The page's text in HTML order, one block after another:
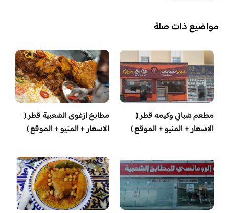
مواضيع ذات صلة
مطعم شباتي وكيمه قطر (
الاسعار + المنيو + الموقع )
مطابخ ازغوى الشعبية قطر (
الاسعار + المنيو + الموقع )